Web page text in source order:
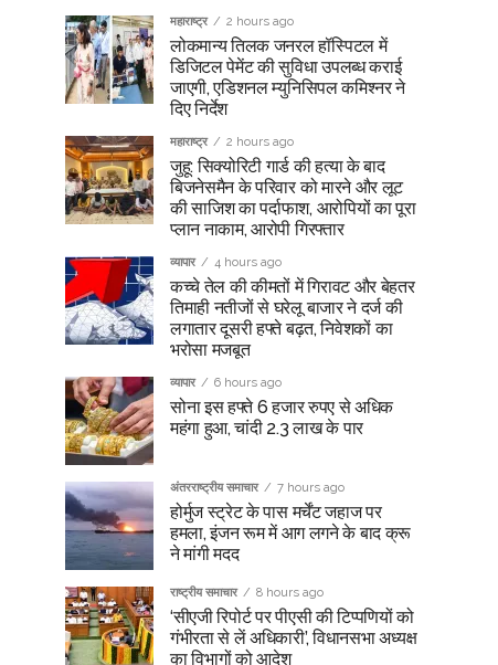
महाराष्ट्र 2 hours ago
लोकमान्य तिलक जनरल हॉस्पिटल में
डिजिटल पेमेंट की सुविधा उपलब्ध कराई
जाएगी, एडिशनल म्युनिसिपल कमिश्नर ने
दिए निर्देश
महाराष्ट्र 2 hours ago
जुहू: सिक्योरिटी गार्ड की हत्या के बाद
बिजनेसमैन के परिवार को मारने और लूट
की साजिश का पर्दाफाश, आरोपियों का पूरा
प्लान नाकाम, आरोपी गिरफ्तार
व्यापार 4 hours ago
कच्चे तेल की कीमतों में गिरावट और बेहतर
तिमाही नतीजों से घरेलू बाजार ने दर्ज की
लगातार दूसरी हफ्ते बढ़त, निवेशकों का
भरोसा मजबूत
व्यापार 6 hours ago
सोना इस हफ्ते 6 हजार रुपए से अधिक
महंगा हुआ, चांदी 2.3 लाख के पार
अंतरराष्ट्रीय समाचार 7 hours ago
होर्मुज स्ट्रेट के पास मर्चेंट जहाज पर
हमला, इंजन रूम में आग लगने के बाद क्रू
ने मांगी मदद
राष्ट्रीय समाचार 8 hours ago
‘सीएजी रिपोर्ट पर पीएसी की टिप्पणियों को
गंभीरता से लें अधिकारी’, विधानसभा अध्यक्ष
का विभागों को आदेश